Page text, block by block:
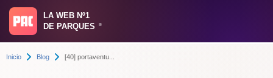
LA WEB Nº1
DE PARQUES
®
Inicio Blog [40] portaventu...